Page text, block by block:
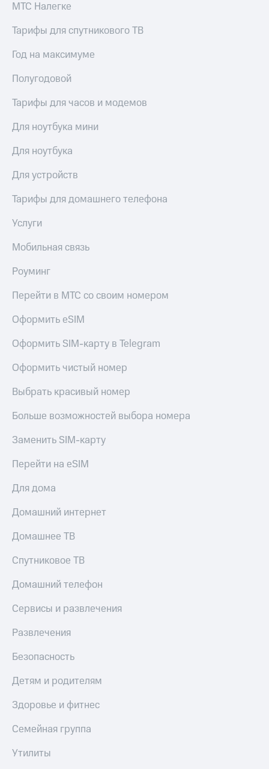
МТС Налегке
Тарифы для спутникового ТВ
Год на максимуме
Полугодовой
Тарифы для часов и модемов
Для ноутбука мини
Для ноутбука
Для устройств
Тарифы для домашнего телефона
Услуги
Мобильная связь
Роуминг
Перейти в МТС со своим номером
Оформить eSIM
Оформить SIM-карту в Telegram
Оформить чистый номер
Выбрать красивый номер
Больше возможностей выбора номера
Заменить SIM-карту
Перейти на eSIM
Для дома
Домашний интернет
Домашнее ТВ
Спутниковое ТВ
Домашний телефон
Сервисы и развлечения
Развлечения
Безопасность
Детям и родителям
Здоровье и фитнес
Семейная группа
Утилиты